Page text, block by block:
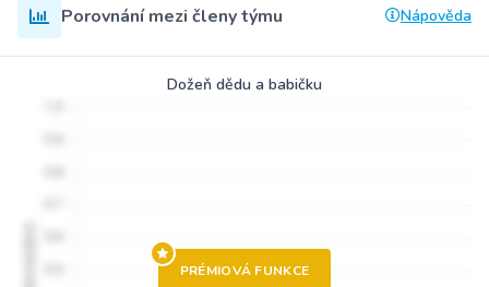
Porovnání mezi členy týmu Nápověda
Dožeň dědu a babičku
PRÉMIOVÁ FUNKCE